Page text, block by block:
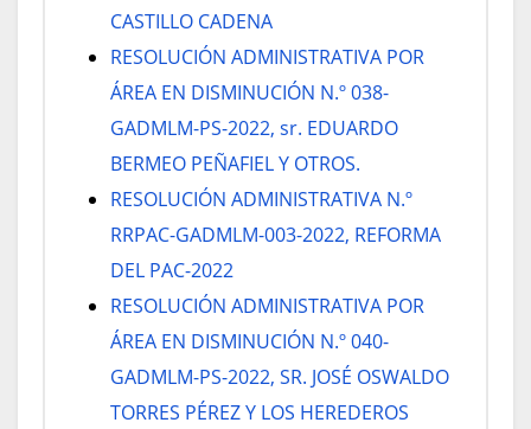
CASTILLO CADENA
RESOLUCIÓN ADMINISTRATIVA POR
ÁREA EN DISMINUCIÓN N.º 038-
GADMLM-PS-2022, sr. EDUARDO
BERMEO PEÑAFIEL Y OTROS.
RESOLUCIÓN ADMINISTRATIVA N.º
RRPAC-GADMLM-003-2022, REFORMA
DEL PAC-2022
RESOLUCIÓN ADMINISTRATIVA POR
ÁREA EN DISMINUCIÓN N.º 040-
GADMLM-PS-2022, SR. JOSÉ OSWALDO
TORRES PÉREZ Y LOS HEREDEROS